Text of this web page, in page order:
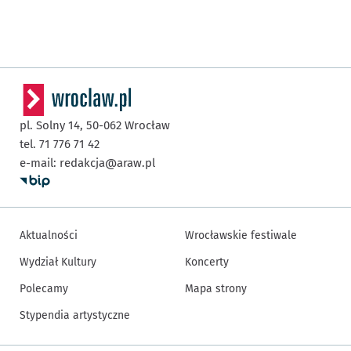
pl. Solny 14, 50-062 Wrocław
tel. 71 776 71 42
e-mail: redakcja@araw.pl
Aktualności
Wydział Kultury
Polecamy
Stypendia artystyczne
Wrocławskie festiwale
Koncerty
Mapa strony